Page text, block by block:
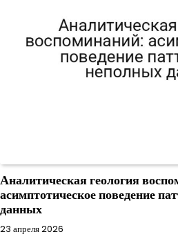
Аналитическая геология
асимптотическое поведение
данных
23 апреля 2026